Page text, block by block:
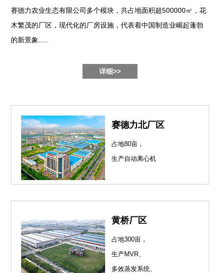
赛德力农业生态有限公司多个模块，共占地面积超500000㎡，花
木繁茂的厂区，现代化的厂房设施，代表着中国制造业崛起蓬勃
的新景象.....
详细>>
赛德力北厂区
占地80亩，
生产自动离心机
黄桥厂区
占地300亩，
生产MVR、
多效蒸发系统、